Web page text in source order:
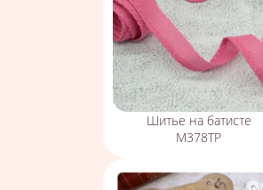
Шитье на батисте
М378ТР